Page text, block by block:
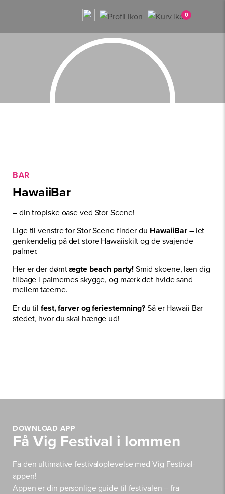
0
BAR
HawaiiBar
– din tropiske oase ved Stor Scene!
Lige til venstre for Stor Scene finder du HawaiiBar– let
genkendelig på det store Hawaiiskilt og de svajende
palmer.
Her er der dømtægte beach party!Smid skoene, læn dig
tilbage i palmernes skygge, og mærk det hvide sand
mellem tæerne.
Er du til fest, farver og feriestemning?Så er Hawaii Bar
stedet, hvor du skal hænge ud!
DOWNLOAD APP
Få Vig Festival i lommen
Få den ultimative festivaloplevelse med Vig Festival-
appen!
Appen er din personlige guide til festivalen – fra